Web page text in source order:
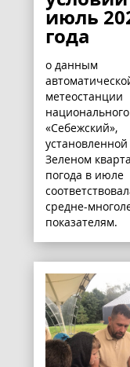
июль
года
о данным
метеостанции
«Себежский»,
установленной
Зеленом
погода в июле
средне-
показателям.